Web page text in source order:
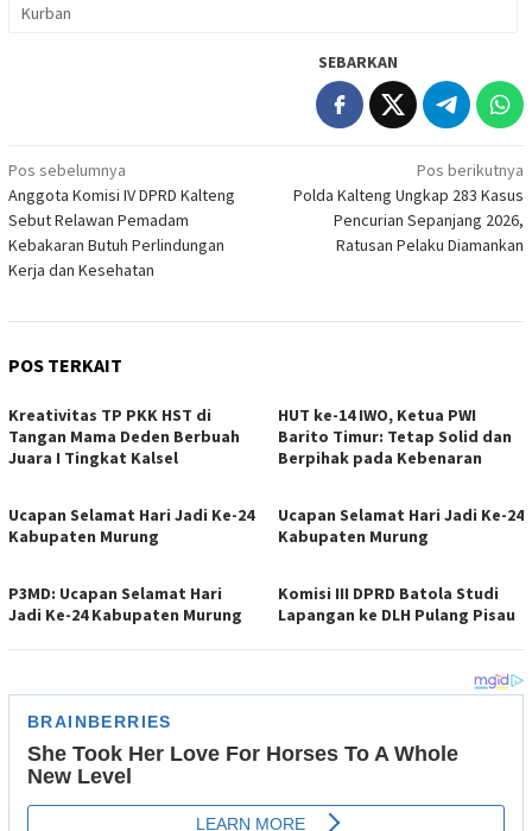
Kurban
SEBARKAN
Navigasi
pos
Pos sebelumnya
Anggota Komisi IV DPRD Kalteng
Sebut Relawan Pemadam
Kebakaran Butuh Perlindungan
Kerja dan Kesehatan
Pos berikutnya
Polda Kalteng Ungkap 283 Kasus
Pencurian Sepanjang 2026,
Ratusan Pelaku Diamankan
POS TERKAIT
Kreativitas TP PKK HST di
Tangan Mama Deden Berbuah
Juara I Tingkat Kalsel
HUT ke-14 IWO, Ketua PWI
Barito Timur: Tetap Solid dan
Berpihak pada Kebenaran
Ucapan Selamat Hari Jadi Ke-24
Kabupaten Murung
Ucapan Selamat Hari Jadi Ke-24
Kabupaten Murung
P3MD: Ucapan Selamat Hari
Jadi Ke-24 Kabupaten Murung
Komisi III DPRD Batola Studi
Lapangan ke DLH Pulang Pisau